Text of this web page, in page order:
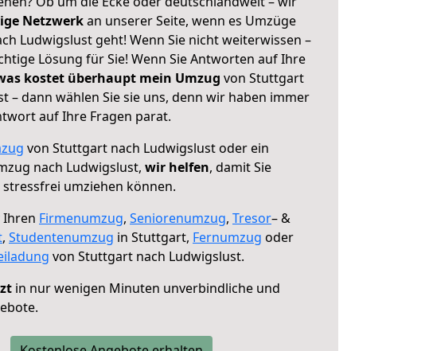
Netzwerkan unserer Seite, wenn es Umzüge
Ludwigslust geht! Wenn Sie nicht weiterwissen –
Lösung für Sie! Wenn Sie Antworten auf Ihre
kostet überhaupt mein Umzug von Stuttgart
– dann wählen Sie sie uns, denn wir haben immer
auf Ihre Fragen parat.
von Stuttgart nach Ludwigslust oder ein
nach Ludwigslust, wir helfen, damit Sie
umziehen können.
Firmenumzug, Seniorenumzug, Tresor– &
, Studentenumzug in Stuttgart, Fernumzug oder
von Stuttgart nach Ludwigslust.
in nur wenigen Minuten unverbindliche und